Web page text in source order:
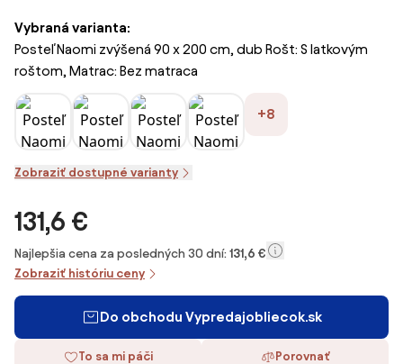
Vybraná varianta:
Posteľ Naomi zvýšená 90 x 200 cm, dub Rošt: S latkovým
roštom, Matrac: Bez matraca
+8
Zobraziť dostupné varianty
131,6 €
Najlepšia cena za posledných 30 dní: 131,6 €
Zobraziť históriu ceny
Do obchodu Vypredajobliecok.sk
To sa mi páči Porovnať